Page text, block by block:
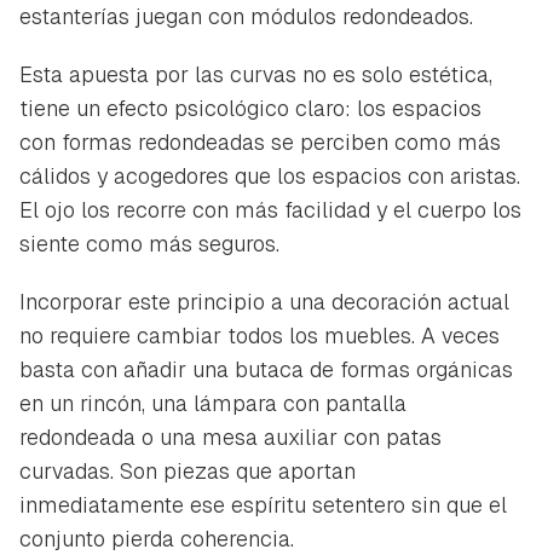
estanterías juegan con módulos redondeados.
Esta apuesta por las curvas no es solo estética,
tiene un efecto psicológico claro: los espacios
con formas redondeadas se perciben como más
cálidos y acogedores que los espacios con aristas.
El ojo los recorre con más facilidad y el cuerpo los
siente como más seguros.
Incorporar este principio a una decoración actual
no requiere cambiar todos los muebles. A veces
basta con añadir una butaca de formas orgánicas
en un rincón, una lámpara con pantalla
redondeada o una mesa auxiliar con patas
curvadas. Son piezas que aportan
inmediatamente ese espíritu setentero sin que el
conjunto pierda coherencia.